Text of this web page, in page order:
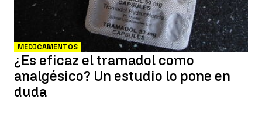
MEDICAMENTOS
¿Es eficaz el tramadol como
analgésico? Un estudio lo pone en
duda